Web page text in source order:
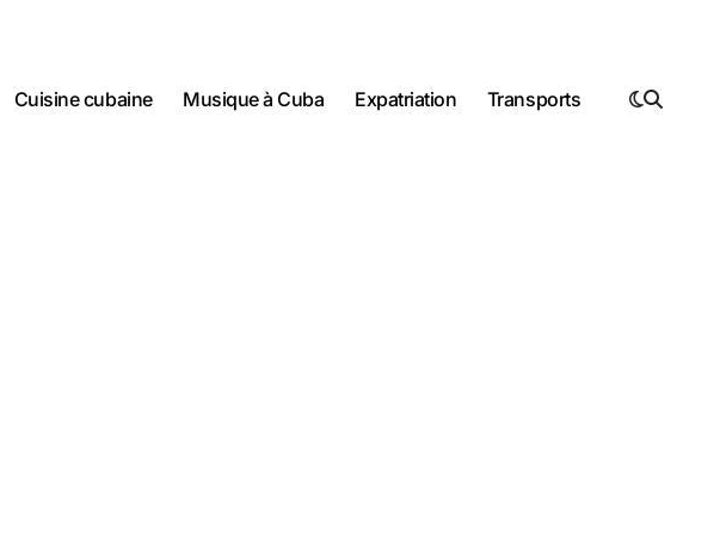
Cuisine cubaine Musique à Cuba Expatriation Transports